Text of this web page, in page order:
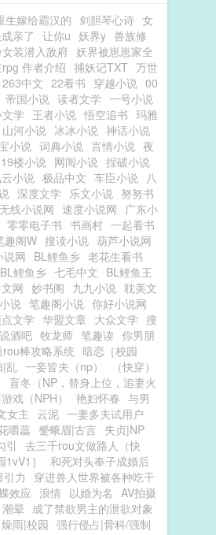
生嫁给霸汉的 剑胆琴心诗 女
亲了 让你u 妖界y 兽族修
装潜入敌府 妖界被崽崽家全
作者介绍 捕妖记TXT 万世
263中文 22看书 穿越小说 00
帝国小说 读者文学 一号小说
学 王者小说 悟空追书 玛雅
山河小说 冰冰小说 神话小说
小说 词典小说 言情小说 夜
19楼小说 网阅小说 捏破小说
云小说 极品中文 车臣小说 八
深度文学 乐文小说 努努书
无线小说网 速度小说网 广东小
零零电子书 书画村 一起看书
趣阁W 搜读小说 葫芦小说网
说网 BL鲤鱼乡 老花生看书
BL鲤鱼乡 七毛中文 BL鲤鱼王
网 妙书阁 九九小说 耽美文
说 笔趣阁小说 你好小说网
文学 华盟文章 大众文学 搜
酒吧 牧龙师 笔趣读 你男朋
rou棒攻略系统 暗恋［校园
|乱 一妾皆夫（np）
（快穿）
盲冬（NP，替身上位，追妻火
戏（NPH） 艳妇怀春 与男
女主 云泥 一妻多夫试用户
嚼蕊 蹙蛾眉|古言 失贞|NP
引
去三千rou文做路人（快
］
和死对头奉子成婚后
引力
穿进兽人世界被各种吃干
效应 浪情 以婚为名 AV拍摄
潮晕 成了禁欲男主的泄欲对象
燥雨|校园 强行侵占|骨科/强制